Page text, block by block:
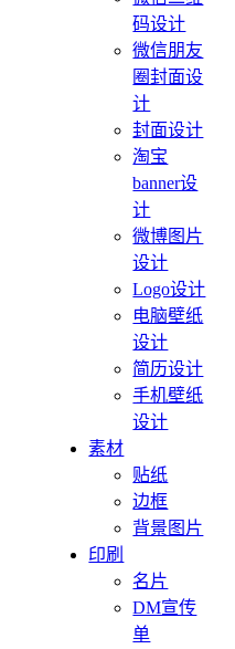
码设计
微信朋友
圈封面设
计
封面设计
淘宝
banner设
计
微博图片
设计
Logo设计
电脑壁纸
设计
简历设计
手机壁纸
设计
素材
贴纸
边框
背景图片
印刷
名片
DM宣传
单